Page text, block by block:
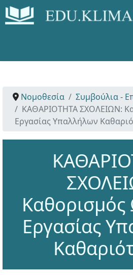
Νομοθεσία
Συμβούλια -
ΚΑΘΑΡΙΟΤΗΤΑ ΣΧΟΛΕΙΩΝ:
Εργασίας Υπαλλήλων
Εργασίας